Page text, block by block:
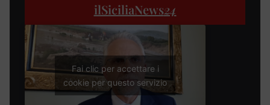
ilSiciliaNews24
Fai clic per accettare i
cookie per questo servizio